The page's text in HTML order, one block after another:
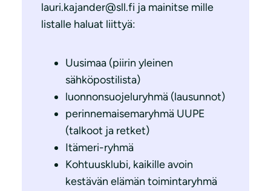
lauri.kajander@sll.fi ja mainitse mille
listalle haluat liittyä:
Uusimaa (piirin yleinen
sähköpostilista)
luonnonsuojeluryhmä (lausunnot)
perinnemaisemaryhmä UUPE
(talkoot ja retket)
Itämeri-ryhmä
Kohtuusklubi, kaikille avoin
kestävän elämän toimintaryhmä